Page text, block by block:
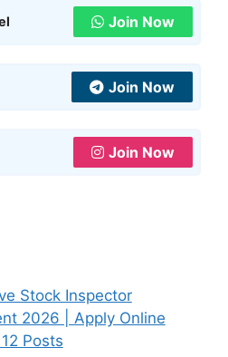
Join Now
Join Now
Join Now
Stock Inspector
2026 | Apply Online
Posts